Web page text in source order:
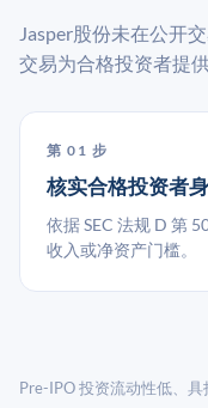
Jasper股份未在公开
交易为合格投资者提
第 01 步
核实合格投资者
依据 SEC 法规 D 第
收入或净资产门槛。
Pre-IPO 投资流动性低、具